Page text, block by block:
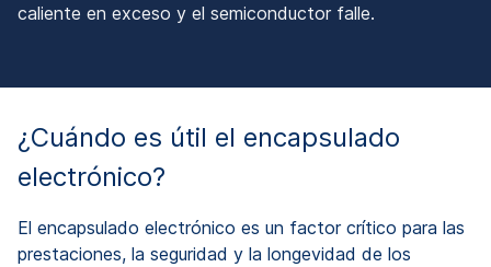
caliente en exceso y el semiconductor falle.
¿Cuándo es útil el encapsulado
electrónico?
El encapsulado electrónico es un factor crítico para las
prestaciones, la seguridad y la longevidad de los